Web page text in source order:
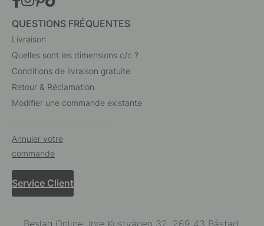
QUESTIONS FRÉQUENTES
Livraison
Quelles sont les dimensions c/c ?
Conditions de livraison gratuite
Retour & Réclamation
Modifier une commande existante
Annuler votre
commande
Service Client
Beslag Online, Inre Kustvägen 32, 269 43 Båstad,